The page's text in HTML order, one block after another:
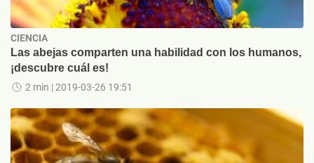
CIENCIA
Las abejas comparten una habilidad con los humanos,
¡descubre cuál es!
2 min | 2019-03-26 19:51